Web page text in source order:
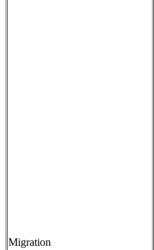
Migration